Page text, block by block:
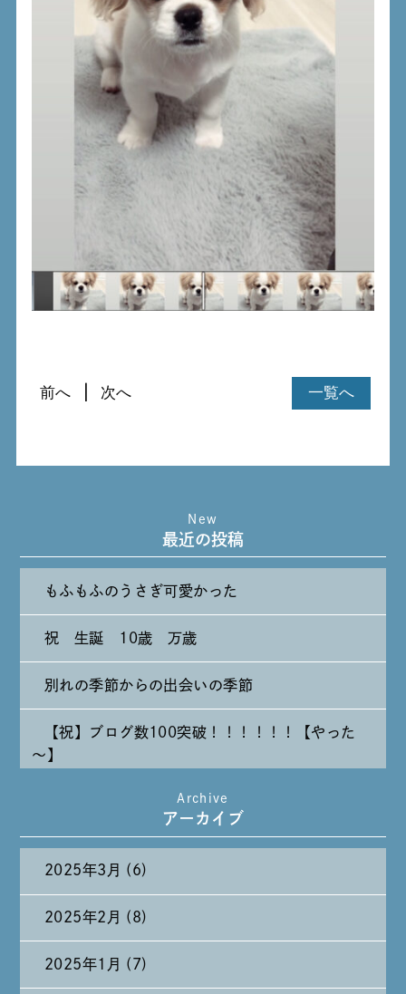
一覧へ
前へ 次へ
New
最近の投稿
もふもふのうさぎ可愛かった
祝 生誕 10歳 万歳
別れの季節からの出会いの季節
【祝】ブログ数100突破！！！！！！【やった
～】
たまには純喫茶なんて～～～
Archive
アーカイブ
2025年3月 (6)
2025年2月 (8)
2025年1月 (7)